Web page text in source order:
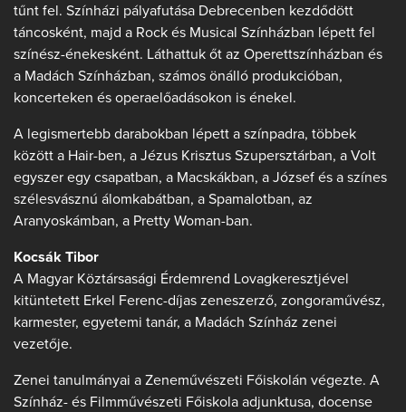
tűnt fel. Színházi pályafutása Debrecenben kezdődött
táncosként, majd a Rock és Musical Színházban lépett fel
színész-énekesként. Láthattuk őt az Operettszínházban és
a Madách Színházban, számos önálló produkcióban,
koncerteken és operaelőadásokon is énekel.
A legismertebb darabokban lépett a színpadra, többek
között a Hair-ben, a Jézus Krisztus Szupersztárban, a Volt
egyszer egy csapatban, a Macskákban, a József és a színes
szélesvásznú álomkabátban, a Spamalotban, az
Aranyoskámban, a Pretty Woman-ban.
Kocsák Tibor
A Magyar Köztársasági Érdemrend Lovagkeresztjével
kitüntetett Erkel Ferenc-díjas zeneszerző, zongoraművész,
karmester, egyetemi tanár, a Madách Színház zenei
vezetője.
Zenei tanulmányai a Zeneművészeti Főiskolán végezte. A
Színház- és Filmművészeti Főiskola adjunktusa, docense